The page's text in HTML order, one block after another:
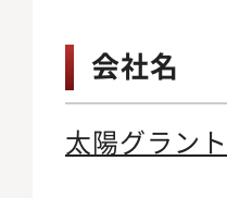
会社名
太陽グラン